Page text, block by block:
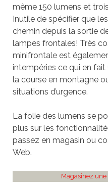
même 150 lumens et
Inutile de spécifier que
chemin depuis la sortie
lampes frontales! Très
minifrontale est
intempéries ce qui en
la course en montagne
situations d’urgence.
La folie des lumens se
plus sur les
passez en magasin ou
Web.
Magasinez